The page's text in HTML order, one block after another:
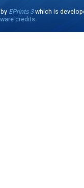
EPrints 3which is
credits.